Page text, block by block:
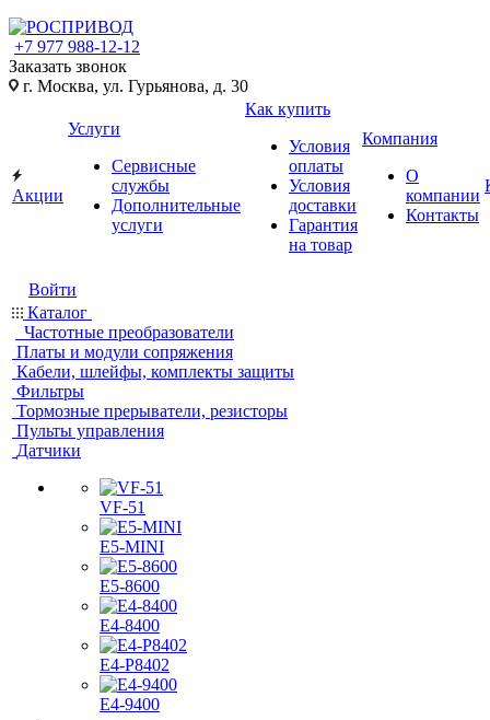
+7 977 988-12-12
Заказать звонок
г. Москва, ул. Гурьянова, д. 30
Акции
Услуги
Сервисные
службы
Дополнительные
услуги
Как купить
Условия
оплаты
Условия
доставки
Гарантия
на товар
Компания
О
компании
Контакты
Войти
Каталог
Частотные преобразователи
Платы и модули сопряжения
Кабели, шлейфы, комплекты защиты
Фильтры
Тормозные прерыватели, резисторы
Пульты управления
Датчики
VF-51
E5-MINI
Е5-8600
E4-8400
Е4-P8402
Е4-9400